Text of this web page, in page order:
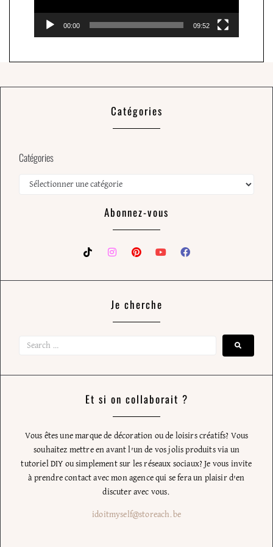
00:00 09:52
Catégories
Catégories
Abonnez-vous
Je cherche
Et si on collaborait ?
Vous êtes une marque de décoration ou de loisirs créatifs? Vous
souhaitez mettre en avant l’un de vos jolis produits via un
tutoriel DIY ou simplement sur les réseaux sociaux? Je vous invite
à prendre contact avec mon agence qui se fera un plaisir d’en
discuter avec vous.
idoitmyself@storeach.be